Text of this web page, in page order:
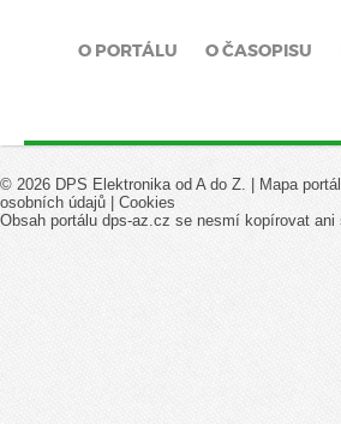
O PORTÁLU O ČASOPISU
© 2026 DPS Elektronika od A do Z. | Mapa
osobních údajů
Cookies
Obsah portálu dps-az.cz se nesmí kopírovat